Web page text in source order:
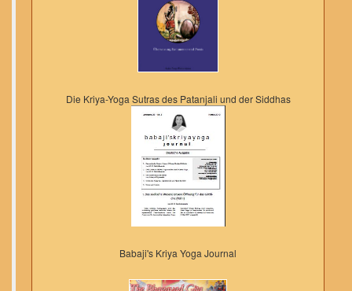
Die Kriya-Yoga Sutras des Patanjali und der Siddhas
Babaji's Kriya Yoga Journal